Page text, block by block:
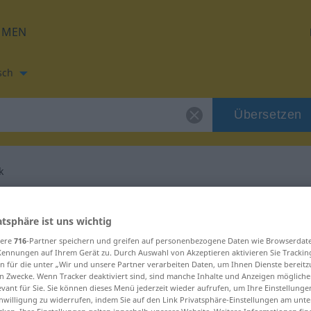
Übersetzen
für "schlank"
ist uns wichtig
716-Partner speichern und greifen auf personenbezogene Daten wie
auf Ihrem Gerät zu. Durch Auswahl von Akzeptieren aktivieren Sie
für die unter „Wir und unsere Partner verarbeiten Daten, um Ihnen Dienste
Zwecke. Wenn Tracker deaktiviert sind, sind manche Inhalte und Anzeigen
für Sie. Sie können dieses Menü jederzeit wieder aufrufen, um Ihre
zu widerrufen, indem Sie auf den Link Privatsphäre-Einstellungen am